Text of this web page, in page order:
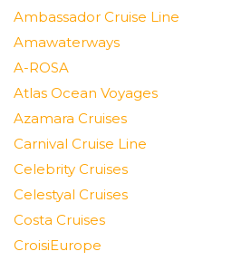
Ambassador Cruise Line
Amawaterways
A-ROSA
Atlas Ocean Voyages
Azamara Cruises
Carnival Cruise Line
Celebrity Cruises
Celestyal Cruises
Costa Cruises
CroisiEurope